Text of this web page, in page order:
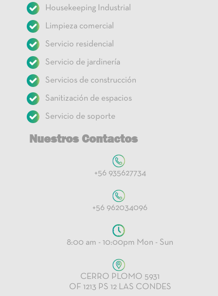
Housekeeping Industrial
Limpieza comercial
Servicio residencial
Servicio de jardinería
Servicios de construcción
Sanitización de espacios
Servicio de soporte
Nuestros Contactos
+56 935627734
+56 962034096
8:00 am - 10:00pm Mon - Sun
CERRO PLOMO 5931
OF 1213 PS 12 LAS CONDES